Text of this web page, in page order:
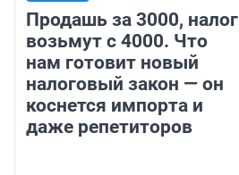
Продашь за 3000, налог
возьмут с 4000. Что
нам готовит новый
налоговый закон — он
коснется импорта и
даже репетиторов